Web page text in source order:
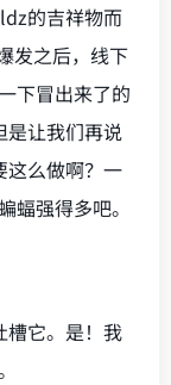
的吉祥物而
发之后，线下
下冒出来了的
是让我们再说
这么做啊？一
蝠强得多吧。
槽它。是！我